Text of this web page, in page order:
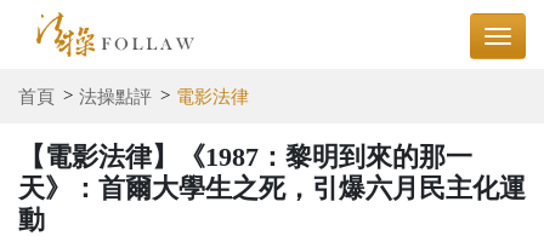
首頁 法操點評 電影法律
【電影法律】《1987：黎明到來的那一
天》：首爾大學生之死，引爆六月民主化運
動